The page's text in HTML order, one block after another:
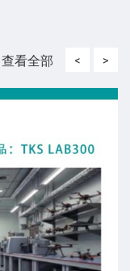
查看全部 < >